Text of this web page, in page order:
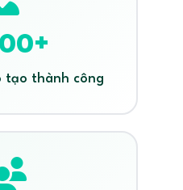
tạo thành công